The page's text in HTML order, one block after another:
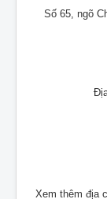
Số 65, ngõ
Xem thêm địa